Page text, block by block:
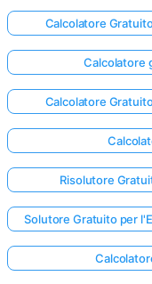
Calcolatore
Calcolatore
Calcolatore
Risolutore
Solutore Gratuito per